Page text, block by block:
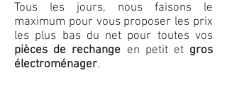
Tous les jours, nous faisons le
maximum pour vous proposer les prix
les plus bas du net pour toutes vos
pièces de rechange en petit et gros
électroménager.